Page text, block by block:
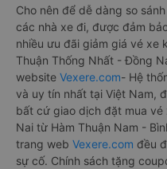
Cho nên để dễ dàng so
các nhà xe đi, được đảm
nhiều ưu đãi giảm giá vé xe
Thuận Thống Nhất - Đồng
website Vexere.com- Hệ
và uy tín nhất tại Việt Nam,
bất cứ giao dịch đặt mua
Nai từ Hàm Thuận Nam -
trang web Vexere.com đều
sự cố. Chính sách tặng